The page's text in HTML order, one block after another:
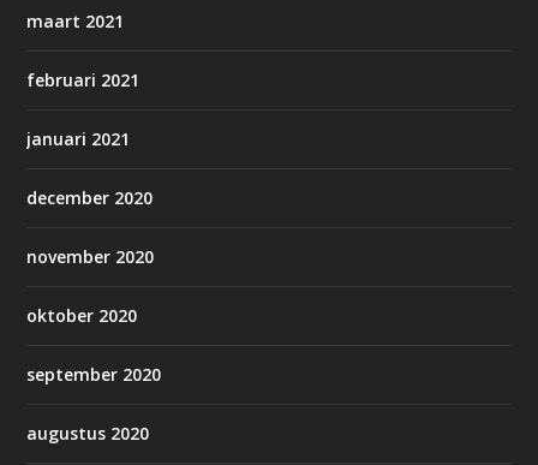
maart 2021
februari 2021
januari 2021
december 2020
november 2020
oktober 2020
september 2020
augustus 2020